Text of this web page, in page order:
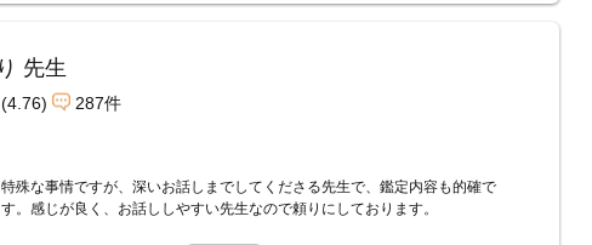
先生
(4.76) 287件
特殊な事情ですが、深いお話しまでしてくださる先生で、鑑定内容も的確で
す。感じが良く、お話ししやすい先生なので頼りにしております。